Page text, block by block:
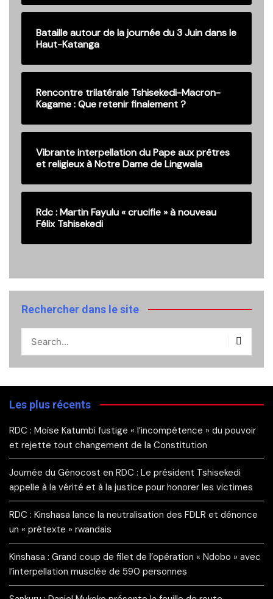
Bataille autour de la journée du 3 Juin dans le
Haut-Katanga
Rencontre trilatérale Tshisekedi-Macron-
Kagame : Que retenir finalement ?
Vibrante interpellation du Pape aux prêtres
et religieux à Notre Dame de Lingwala
Rdc : Martin Fayulu « crucifie » à nouveau
Félix Tshisekedi
Rechercher dans le site
Les plus récents
RDC : Moïse Katumbi fustige « l’incompétence » du pouvoir
et rejette tout changement de la Constitution
Journée du Génocost en RDC : Le président Tshisekedi
appelle à la vérité et à la justice pour honorer les victimes
RDC : Kinshasa lance la neutralisation des FDLR et dénonce
un « prétexte » rwandais
Kinshasa : Grand coup de filet de l’opération « Ndobo » avec
l’interpellation musclée de 590 personnes